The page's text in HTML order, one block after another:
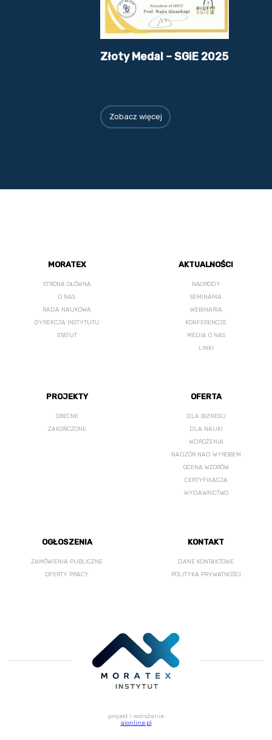
Złoty Medal – SGiE 2025
Zobacz więcej
MORATEX
STRONA GŁÓWNA
O NAS
RADA NAUKOWA
DYREKCJA INSTYTUTU
STATUT
AKTUALNOŚCI
NAGRODY
SEMINARIA
WEBINARIA
KONFERENCJE
MEDIA O NAS
LINKI
PROJEKTY
OBECNE
ZAKOŃCZONE
OFERTA
DLA BIZNESU
DLA NAUKI
WDROŻENIA
NADZÓR NAD WYROBEM
OCENA WZORÓW
CERTYFIKACJA
WYDAWNICTWO
OGŁOSZENIA
ZAMÓWIENIA PUBLICZNE
OFERTY PRACY
KONTAKT
DANE KONTAKTOWE
POLITYKA PRYWATNOŚCI
projekt i wdrożenie
aionline.pl